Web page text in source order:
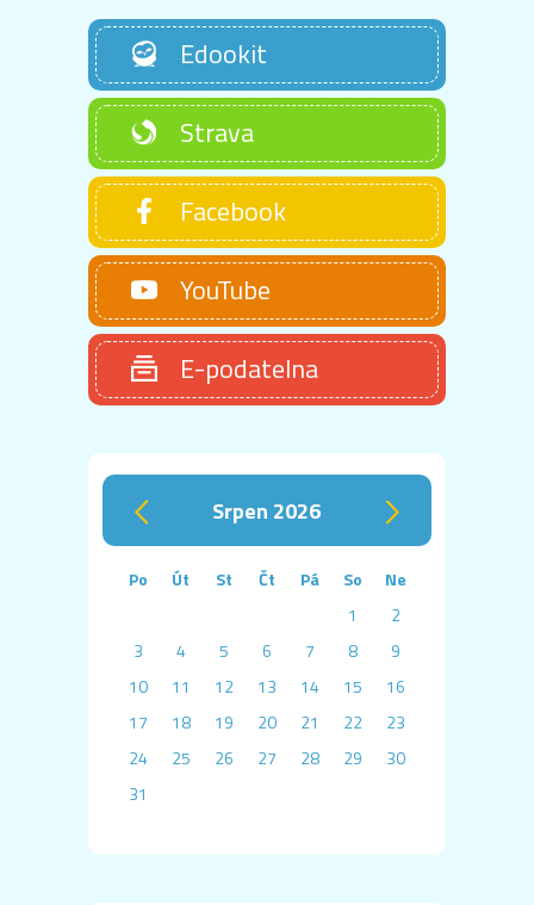
Edookit
Strava
Facebook
YouTube
E-podatelna
‹ srpen 2026 ›
Po Út St Čt Pá So
Ne
1
2
3
4 5 6 7 8
9
10
11 12 13 14 15
16
17
18 19 20 21 22
23
24
25 26 27 28 29
30
31